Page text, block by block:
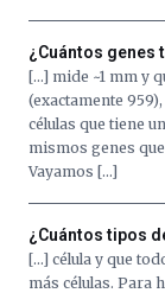
¿Cuántos genes
[…] mide ~1 mm y
(exactamente
células que tiene
mismos genes
Vayamos […]
¿Cuántos tipos
[…] célula y que
más células. Para